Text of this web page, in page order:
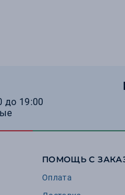
до 19:00
ПОМОЩЬ С
Оплата